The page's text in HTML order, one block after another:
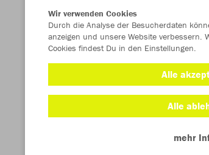
Wir verwenden Cookies
Durch die Analyse der Besucherdaten
anzeigen und unsere Website verbessern.
Cookies findest Du in den Einstellungen.
Alle
Alle
mehr